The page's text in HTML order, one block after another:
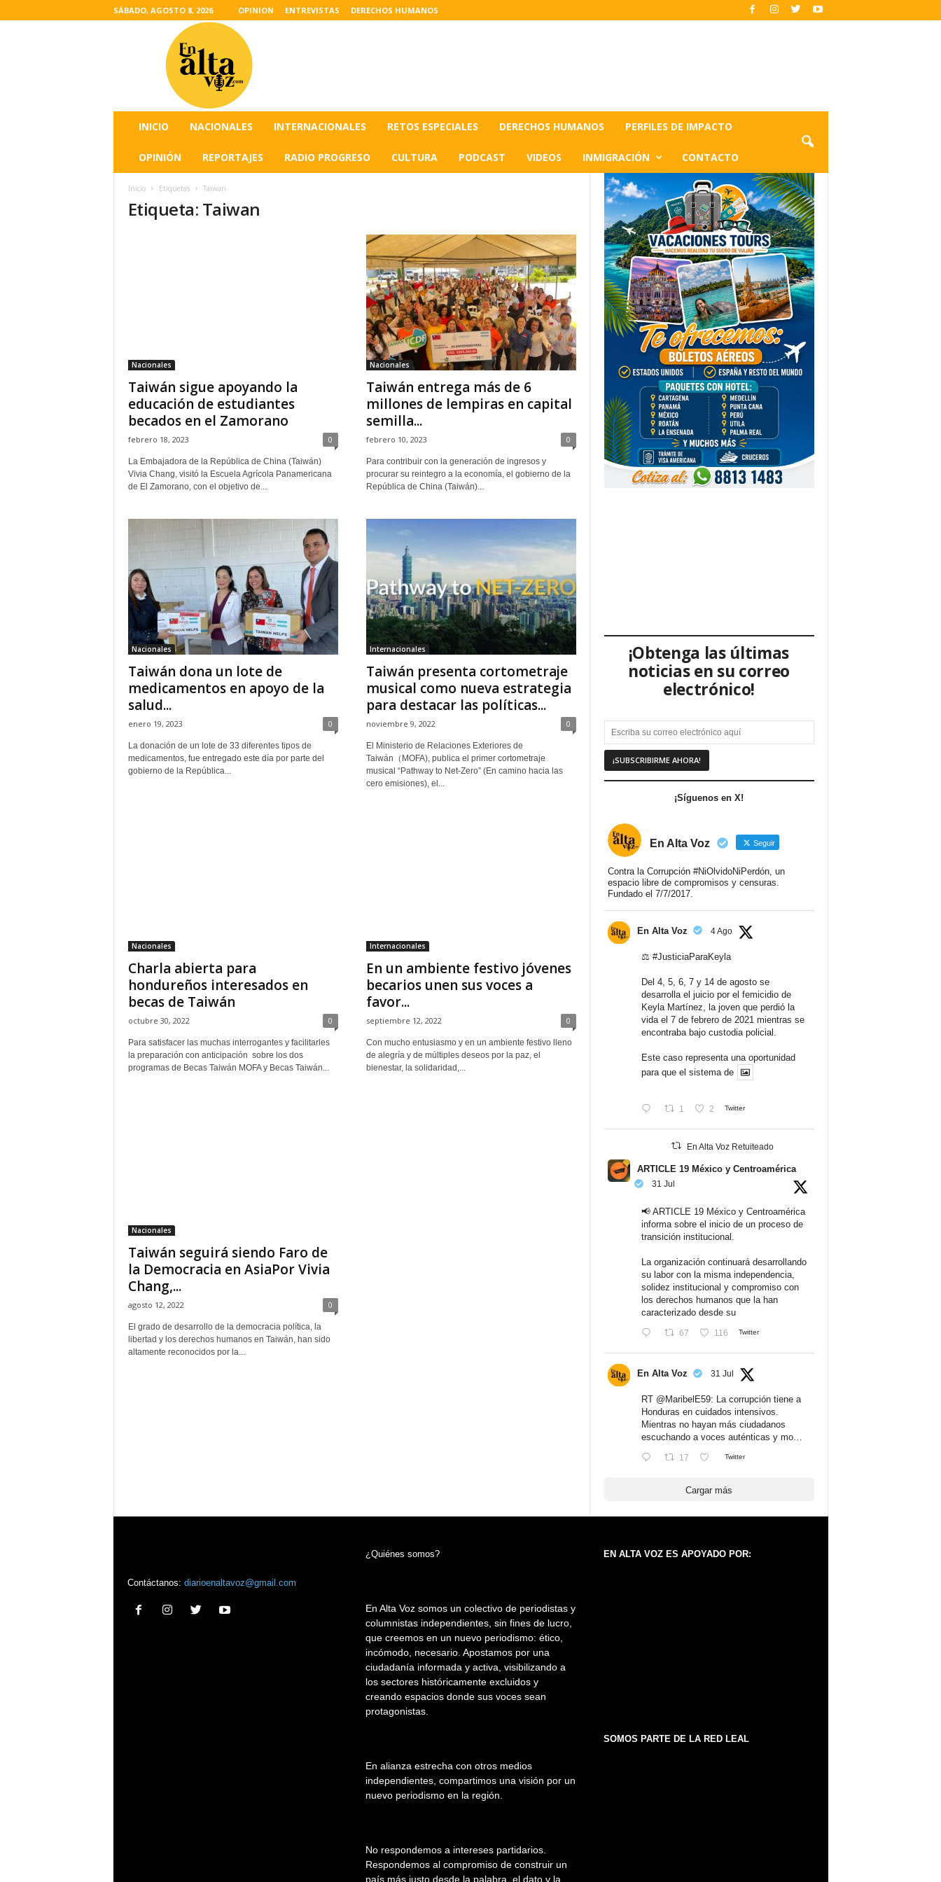
SÁBADO, AGOSTO 8, 2026 OPINION ENTREVISTAS DERECHOS HUMANOS
INICIO NACIONALES INTERNACIONALES RETOS ESPECIALES DERECHOS HUMANOS PERFILES DE IMPACTO
OPINIÓN REPORTAJES RADIO PROGRESO CULTURA PODCAST VIDEOS INMIGRACIÓN CONTACTO
Inicio Etiquetas Taiwan
Etiqueta: Taiwan
Nacionales
Taiwán sigue apoyando la
educación de estudiantes
becados en el Zamorano
febrero 18, 2023 0
La Embajadora de la República de China (Taiwán)
Vivia Chang, visitó la Escuela Agrícola Panamericana
de El Zamorano, con el objetivo de...
Nacionales
Taiwán entrega más de 6
millones de lempiras en capital
semilla...
febrero 10, 2023 0
Para contribuir con la generación de ingresos y
procurar su reintegro a la economía, el gobierno de la
República de China (Taiwán)...
Nacionales
Taiwán dona un lote de
medicamentos en apoyo de la
salud...
enero 19, 2023 0
La donación de un lote de 33 diferentes tipos de
medicamentos, fue entregado este día por parte del
gobierno de la República...
Internacionales
Taiwán presenta cortometraje
musical como nueva estrategia
para destacar las políticas...
noviembre 9, 2022 0
El Ministerio de Relaciones Exteriores de
Taiwán（MOFA), publica el primer cortometraje
musical “Pathway to Net-Zero” (En camino hacia las
cero emisiones), el...
Nacionales
Charla abierta para
hondureños interesados en
becas de Taiwán
octubre 30, 2022 0
Para satisfacer las muchas interrogantes y facilitarles
la preparación con anticipación sobre los dos
programas de Becas Taiwán MOFA y Becas Taiwán...
Internacionales
En un ambiente festivo jóvenes
becarios unen sus voces a
favor...
septiembre 12, 2022 0
Con mucho entusiasmo y en un ambiente festivo lleno
de alegría y de múltiples deseos por la paz, el
bienestar, la solidaridad,...
Nacionales
Taiwán seguirá siendo Faro de
la Democracia en AsiaPor Vivia
Chang,...
agosto 12, 2022 0
El grado de desarrollo de la democracia política, la
libertad y los derechos humanos en Taiwán, han sido
altamente reconocidos por la...
¡Obtenga las últimas
noticias en su correo
electrónico!
¡Síguenos en X!
En Alta Voz Seguir
Contra la Corrupción #NiOlvidoNiPerdón, un
espacio libre de compromisos y censuras.
Fundado el 7/7/2017.
En Alta Voz 4 Ago
⚖️ #JusticiaParaKeyla
Del 4, 5, 6, 7 y 14 de agosto se
desarrolla el juicio por el femicidio de
Keyla Martínez, la joven que perdió la
vida el 7 de febrero de 2021 mientras se
encontraba bajo custodia policial.
Este caso representa una oportunidad
para que el sistema de
1 2 Twitter
En Alta Voz Retuiteado
ARTICLE 19 México y Centroamérica
31 Jul
📢 ARTICLE 19 México y Centroamérica
informa sobre el inicio de un proceso de
transición institucional.
La organización continuará desarrollando
su labor con la misma independencia,
solidez institucional y compromiso con
los derechos humanos que la han
caracterizado desde su
67 116 Twitter
En Alta Voz 31 Jul
RT @MaribelE59: La corrupción tiene a
Honduras en cuidados intensivos.
Mientras no hayan más ciudadanos
escuchando a voces auténticas y mo…
17 Twitter
Cargar más
Contáctanos: diarioenaltavoz@gmail.com
¿Quiénes somos?
En Alta Voz somos un colectivo de periodistas y
columnistas independientes, sin fines de lucro,
que creemos en un nuevo periodismo: ético,
incómodo, necesario. Apostamos por una
ciudadanía informada y activa, visibilizando a
los sectores históricamente excluidos y
creando espacios donde sus voces sean
protagonistas.
En alianza estrecha con otros medios
independientes, compartimos una visión por un
nuevo periodismo en la región.
No respondemos a intereses partidarios.
Respondemos al compromiso de construir un
país más justo desde la palabra, el dato y la
EN ALTA VOZ ES APOYADO POR:
SOMOS PARTE DE LA RED LEAL